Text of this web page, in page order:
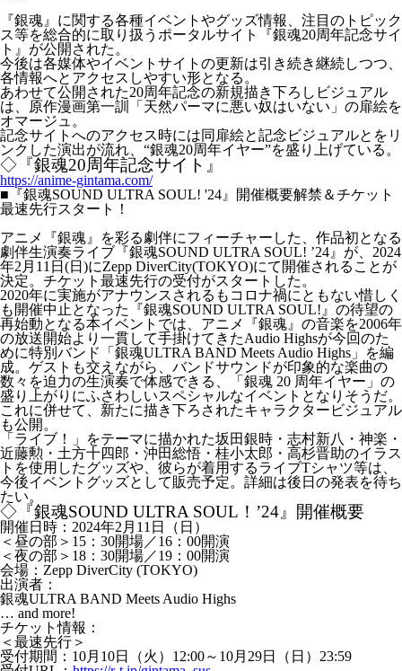
『銀魂』に関する各種イベントやグッズ情報、注目のトピック
ス等を総合的に取り扱うポータルサイト『銀魂20周年記念サイ
ト』が公開された。
今後は各媒体やイベントサイトの更新は引き続き継続しつつ、
各情報へとアクセスしやすい形となる。
あわせて公開された20周年記念の新規描き下ろしビジュアル
は、原作漫画第一訓「天然パーマに悪い奴はいない」の扉絵を
オマージュ。
記念サイトへのアクセス時には同扉絵と記念ビジュアルとをリ
ンクした演出が流れ、“銀魂20周年イヤー”を盛り上げている。
◇『銀魂20周年記念サイト』
https://anime-gintama.com/
■『銀魂SOUND ULTRA SOUL! '24』開催概要解禁＆チケット
最速先行スタート！
アニメ『銀魂』を彩る劇伴にフィーチャーした、作品初となる
劇伴生演奏ライブ『銀魂SOUND ULTRA SOUL! ’24』が、2024
年2月11日(日)にZepp DiverCity(TOKYO)にて開催されることが
決定。チケット最速先行の受付がスタートした。
2020年に実施がアナウンスされるもコロナ禍にともない惜しく
も開催中止となった『銀魂SOUND ULTRA SOUL!』の待望の
再始動となる本イベントでは、アニメ『銀魂』の音楽を2006年
の放送開始より一貫して手掛けてきたAudio Highsが今回のた
めに特別バンド「銀魂ULTRA BAND Meets Audio Highs」を編
成。ゲストも交えながら、バンドサウンドが印象的な楽曲の
数々を迫力の生演奏で体感できる、「銀魂 20 周年イヤー」の
盛り上がりにふさわしいスペシャルなイベントとなりそうだ。
これに併せて、新たに描き下ろされたキャラクタービジュアル
も公開。
「ライブ！」をテーマに描かれた坂田銀時・志村新八・神楽・
近藤勲・土方十四郎・沖田総悟・桂小太郎・高杉晋助のイラス
トを使用したグッズや、彼らが着用するライブTシャツ等は、
今後イベントグッズとして販売予定。詳細は後日の発表を待ち
たい。
◇『銀魂SOUND ULTRA SOUL！’24』開催概要
開催日時：2024年2月11日（日）
＜昼の部＞15：30開場／16：00開演
＜夜の部＞18：30開場／19：00開演
会場：Zepp DiverCity (TOKYO)
出演者：
銀魂ULTRA BAND Meets Audio Highs
… and more!
チケット情報：
＜最速先行＞
受付期間：10月10日（火）12:00～10月29日（日）23:59